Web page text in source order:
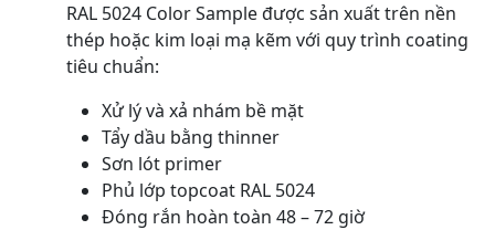
RAL 5024 Color Sample được sản xuất trên nền
thép hoặc kim loại mạ kẽm với quy trình coating
tiêu chuẩn:
Xử lý và xả nhám bề mặt
Tẩy dầu bằng thinner
Sơn lót primer
Phủ lớp topcoat RAL 5024
Đóng rắn hoàn toàn 48 – 72 giờ